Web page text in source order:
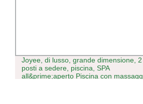
Joyee, di lusso, grande dimensione, 2
posti a sedere, piscina, SPA
all&prime;aperto Piscina con massaggi